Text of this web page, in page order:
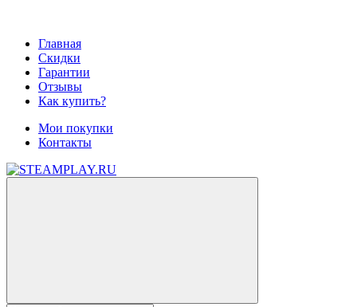
Главная
Скидки
Гарантии
Отзывы
Как купить?
Мои покупки
Контакты